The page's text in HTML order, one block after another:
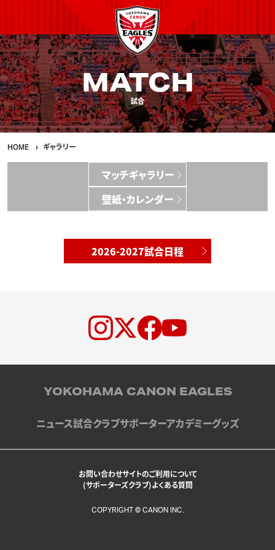
MATCH
試合
HOME ギャラリー
マッチギャラリー
壁紙・カレンダー
2026-2027試合日程
YOKOHAMA CANON EAGLES
ニュース試合クラブサポーターアカデミーグッズ
お問い合わせサイトのご利用について
(サポーターズクラブ)よくある質問
COPYRIGHT © CANON INC.